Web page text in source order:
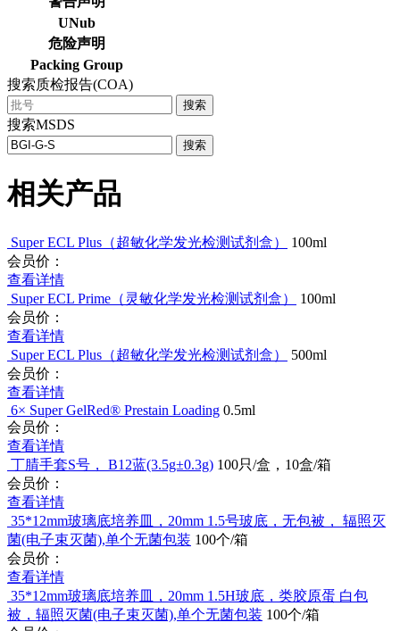
UNub
危险声明
Packing Group
搜索质检报告(COA)
搜索
搜索MSDS
搜索
相关产品
Super ECL Plus（超敏化学发光检测试剂盒）
100ml
会员价：
查看详情
Super ECL Prime（灵敏化学发光检测试剂盒）
100ml
会员价：
查看详情
Super ECL Plus（超敏化学发光检测试剂盒）
500ml
会员价：
查看详情
6× Super GelRed® Prestain Loading 0.5ml
会员价：
查看详情
丁腈手套S号， B12蓝(3.5g±0.3g) 100只/盒，10盒/箱
会员价：
查看详情
35*12mm玻璃底培养皿，20mm 1.5号玻底，无包被， 辐照灭
菌(电子束灭菌),单个无菌包装 100个/箱
会员价：
查看详情
35*12mm玻璃底培养皿，20mm 1.5H玻底，类胶原蛋 白包
被，辐照灭菌(电子束灭菌),单个无菌包装 100个/箱